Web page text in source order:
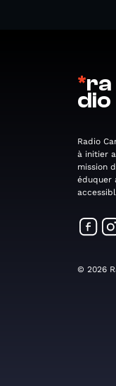
*ra
dio
Radio
à initier
mission
éduquer
© 2026